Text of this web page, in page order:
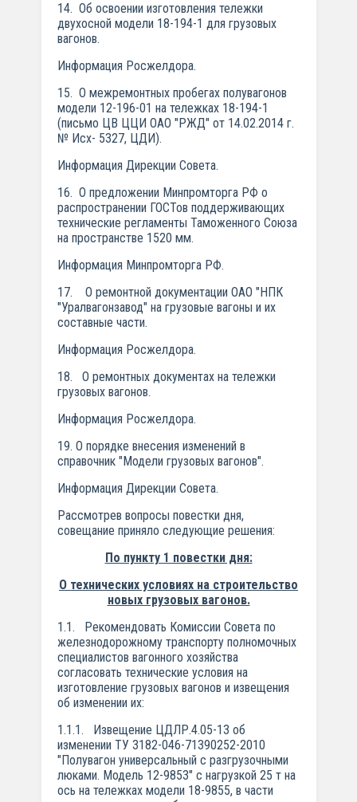
14. Об освоении изготовления тележки
двухосной модели 18-194-1 для грузовых
вагонов.
Информация Росжелдора.
15. О межремонтных пробегах полувагонов
модели 12-196-01 на тележках 18-194-1
(письмо ЦВ ЦЦИ ОАО "РЖД" от 14.02.2014 г.
№ Исх- 5327, ЦДИ).
Информация Дирекции Совета.
16. О предложении Минпромторга РФ о
распространении ГОСТов поддерживающих
технические регламенты Таможенного Союза
на пространстве 1520 мм.
Информация Минпромторга РФ.
17. О ремонтной документации ОАО "НПК
"Уралвагонзавод" на грузовые вагоны и их
составные части.
Информация Росжелдора.
18. О ремонтных документах на тележки
грузовых вагонов.
Информация Росжелдора.
19. О порядке внесения изменений в
справочник "Модели грузовых вагонов".
Информация Дирекции Совета.
Рассмотрев вопросы повестки дня,
совещание приняло следующие решения:
По пункту 1 повестки дня:
О технических условиях на строительство
новых грузовых вагонов.
1.1. Рекомендовать Комиссии Совета по
железнодорожному транспорту полномочных
специалистов вагонного хозяйства
согласовать технические условия на
изготовление грузовых вагонов и извещения
об изменении их:
1.1.1. Извещение ЦДЛР.4.05-13 об
изменении ТУ 3182-046-71390252-2010
"Полувагон универсальный с разгрузочными
люками. Модель 12-9853" с нагрузкой 25 т на
ось на тележках модели 18-9855, в части